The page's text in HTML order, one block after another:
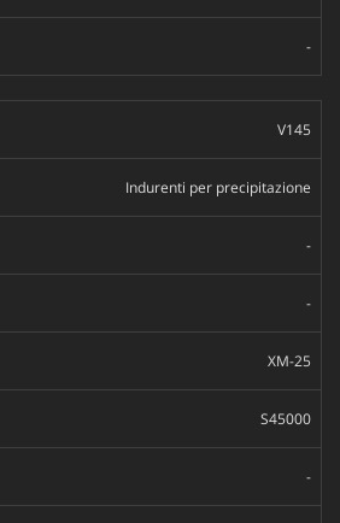
-
V145
Indurenti per precipitazione
-
-
XM-25
S45000
-